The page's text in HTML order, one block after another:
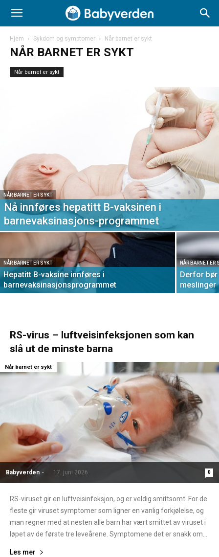
Hjem Sykdom og symptomer Når barnet er sykt
NÅR BARNET ER SYKT
Når barnet er sykt
NÅR BARNET ER SYKT
Nå innføres hepatitt B-vaksinen i
barnevaksinasjons-programmet
NÅR BARNET ER SYKT
Hepatitt B-vaksine innføres i
barnevaksinasjonsprogrammet
NÅR BARNET ER
Derfor
meslinger
RS-virus – luftveisinfeksjonen som kan
slå ut de minste barna
Babyverden - 17. juni 2026 0
Når barnet er sykt
RS-viruset gir en luftveisinfeksjon, og er veldig smittsomt. For de
fleste gir viruset symptomer som ligner en vanlig forkjølelse, og
man regner med at nesten alle barn har vært smittet av viruset i
løpet av de første tre leveårene. Symptomene det er snakk om...
Les mer